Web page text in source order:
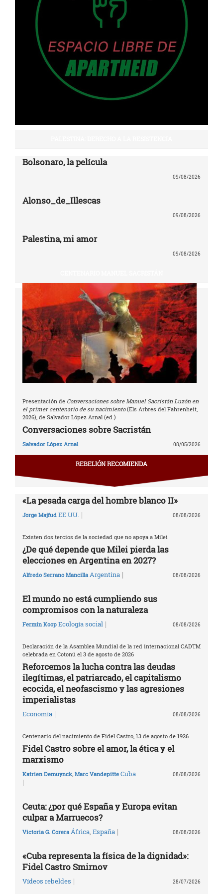
Bolsonaro, la película
09/08/2026
Alonso_de_Illescas
09/08/2026
Palestina, mi amor
09/08/2026
Presentación de Conversaciones sobre Manuel Sacristán Luzón en
el primer centenario de su nacimiento(Els Arbres del Fahrenheit,
2026), de Salvador López Arnal (ed.)
Conversaciones sobre Sacristán
Salvador López Arnal 08/05/2026
REBELIÓN RECOMIENDA
«La pesada carga del hombre blanco II»
Jorge Majfud EE.UU. | 08/08/2026
Existen dos tercios de la sociedad que no apoya a Milei
¿De qué depende que Milei pierda las
elecciones en Argentina en 2027?
Alfredo Serrano Mancilla Argentina | 08/08/2026
El mundo no está cumpliendo sus
compromisos con la naturaleza
Fermín Koop Ecología social | 08/08/2026
Declaración de la Asamblea Mundial de la red internacional CADTM
celebrada en Cotonú el 3 de agosto de 2026
Reforcemos la lucha contra las deudas
ilegítimas, el patriarcado, el capitalismo
ecocida, el neofascismo y las agresiones
imperialistas
Economía | 08/08/2026
Centenario del nacimiento de Fidel Castro, 13 de agosto de 1926
Fidel Castro sobre el amor, la ética y el
marxismo
Katrien Demuynck, Marc Vandepitte Cuba
|
08/08/2026
Ceuta: ¿por qué España y Europa evitan
culpar a Marruecos?
Victoria G. Corera África, España | 08/08/2026
«Cuba representa la física de la dignidad»:
Fidel Castro Smirnov
Vídeos rebeldes | 28/07/2026